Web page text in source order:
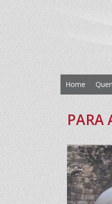
Home
PARA